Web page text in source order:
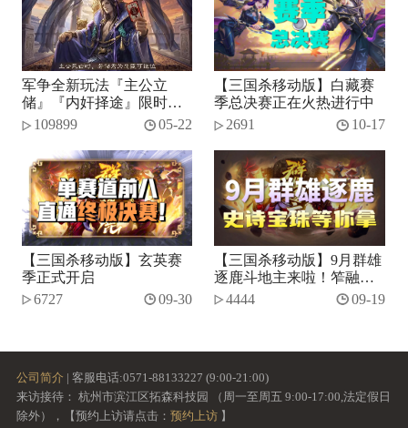
军争全新玩法『主公立
储』『内奸择途』限时开
启！109899 05-22
【三国杀移动版】白藏赛
季总决赛正在火热进行中
2691
10-17
【三国杀移动版】玄英赛
季正式开启
6727
09-30
【三国杀移动版】9月群雄
逐鹿斗地主来啦！笮融、
势张燕加入将池~
4444 09-19
公司简介 | 客服电话:0571-88133227 (9:00-21:00)
来访接待： 杭州市滨江区拓森科技园 （周一至周五 9:00-17:00,法定假日
除外），【预约上访请点击： 预约上访】